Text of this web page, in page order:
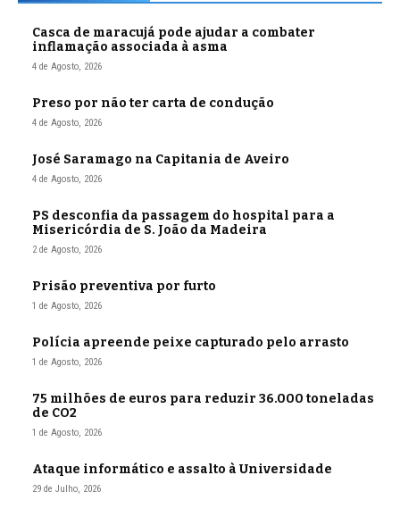
Casca de maracujá pode ajudar a combater
inflamação associada à asma
4 de Agosto, 2026
Preso por não ter carta de condução
4 de Agosto, 2026
José Saramago na Capitania de Aveiro
4 de Agosto, 2026
PS desconfia da passagem do hospital para a
Misericórdia de S. João da Madeira
2 de Agosto, 2026
Prisão preventiva por furto
1 de Agosto, 2026
Polícia apreende peixe capturado pelo arrasto
1 de Agosto, 2026
75 milhões de euros para reduzir 36.000 toneladas
de CO2
1 de Agosto, 2026
Ataque informático e assalto à Universidade
29 de Julho, 2026